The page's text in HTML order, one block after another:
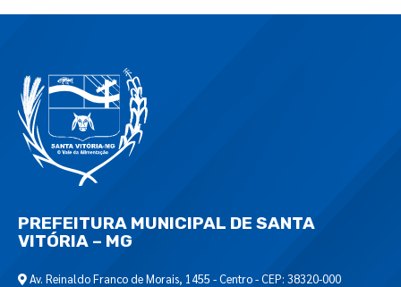
PREFEITURA MUNICIPAL DE SANTA
VITÓRIA – MG
Av. Reinaldo Franco de Morais, 1455 - Centro - CEP: 38320-000